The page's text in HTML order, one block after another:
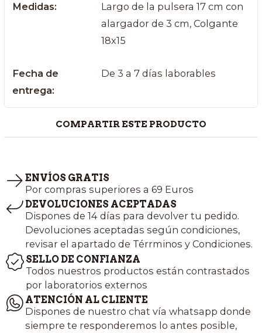
Medidas:
Largo de la pulsera 17 cm con
alargador de 3 cm, Colgante
18x15
Fecha de
entrega:
De 3 a 7 días laborables
COMPARTIR ESTE PRODUCTO
ENVÍOS GRATIS
Por compras superiores a 69 Euros
DEVOLUCIONES ACEPTADAS
Dispones de 14 días para devolver tu pedido.
Devoluciones aceptadas según condiciones,
revisar el apartado de Térrminos y Condiciones.
SELLO DE CONFIANZA
Todos nuestros productos están contrastados
por laboratorios externos
ATENCIÓN AL CLIENTE
Dispones de nuestro chat vía whatsapp donde
siempre te responderemos lo antes posible,